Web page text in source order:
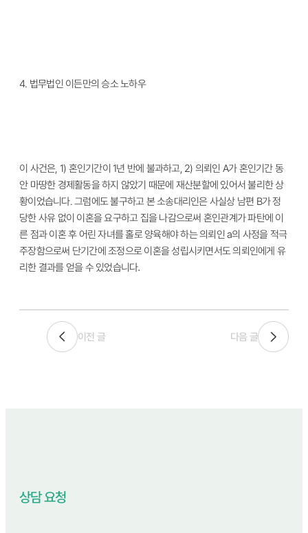
4. 법무법인 이든만의 승소 노하우
이 사건은, 1) 혼인기간이 1년 반에 불과하고, 2) 의뢰인 A가 혼인기간 동
안 마땅한 경제활동을 하지 않았기 때문에 재산분할에 있어서 불리한 상
황이었습니다.그럼에도 불구하고 본 소송대리인은 사실상 남편 B가 정
당한 사유 없이 이혼을 요구하고 집을 나감으로써 혼인관계가 파탄에 이
른 점과 이혼 후 어린 자녀를 홀로 양육해야 하는 의뢰인a의 사정을 적극
주장함으로써 단기간에 조정으로 이혼을 성립시키면서도 의뢰인에게 유
리한 결과를 얻을 수 있었습니다.
이전 글 다음 글
상담 요청